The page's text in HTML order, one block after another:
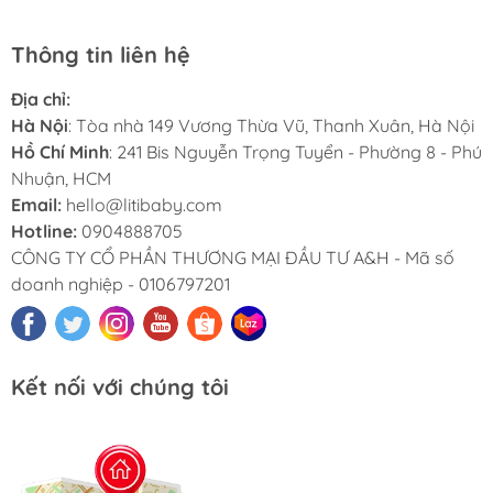
Thông tin liên hệ
Địa chỉ:
Hà Nội: Tòa nhà 149 Vương Thừa Vũ, Thanh Xuân, Hà Nội
Hồ Chí Minh: 241 Bis Nguyễn Trọng Tuyển - Phường 8 - Phú
Nhuận, HCM
Email: hello@litibaby.com
Hotline: 0904888705
CÔNG TY CỔ PHẦN THƯƠNG MẠI ĐẦU TƯ A&H - Mã số
doanh nghiệp - 0106797201
Kết nối với chúng tôi